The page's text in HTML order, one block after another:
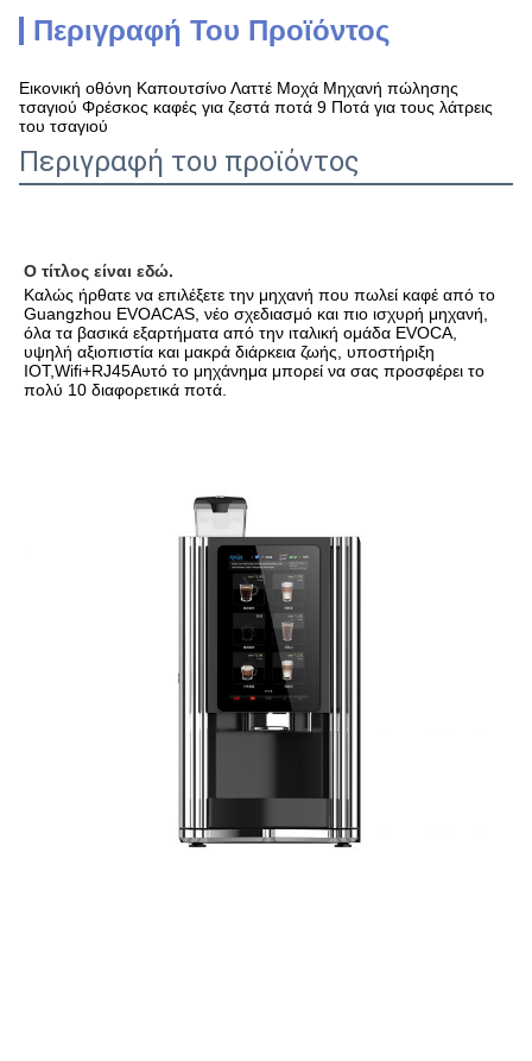
Περιγραφή Του Προϊόντος
Εικονική οθόνη Καπουτσίνο Λαττέ Μοχά Μηχανή πώλησης
τσαγιού Φρέσκος καφές για ζεστά ποτά 9 Ποτά για τους λάτρεις
του τσαγιού
Περιγραφή του προϊόντος
Ο τίτλος είναι εδώ.
Καλώς ήρθατε να επιλέξετε την μηχανή που πωλεί καφέ από το
Guangzhou EVOACAS, νέο σχεδιασμό και πιο ισχυρή μηχανή,
όλα τα βασικά εξαρτήματα από την ιταλική ομάδα EVOCA,
υψηλή αξιοπιστία και μακρά διάρκεια ζωής, υποστήριξη
IOT,Wifi+RJ45Αυτό το μηχάνημα μπορεί να σας προσφέρει το
πολύ 10 διαφορετικά ποτά.